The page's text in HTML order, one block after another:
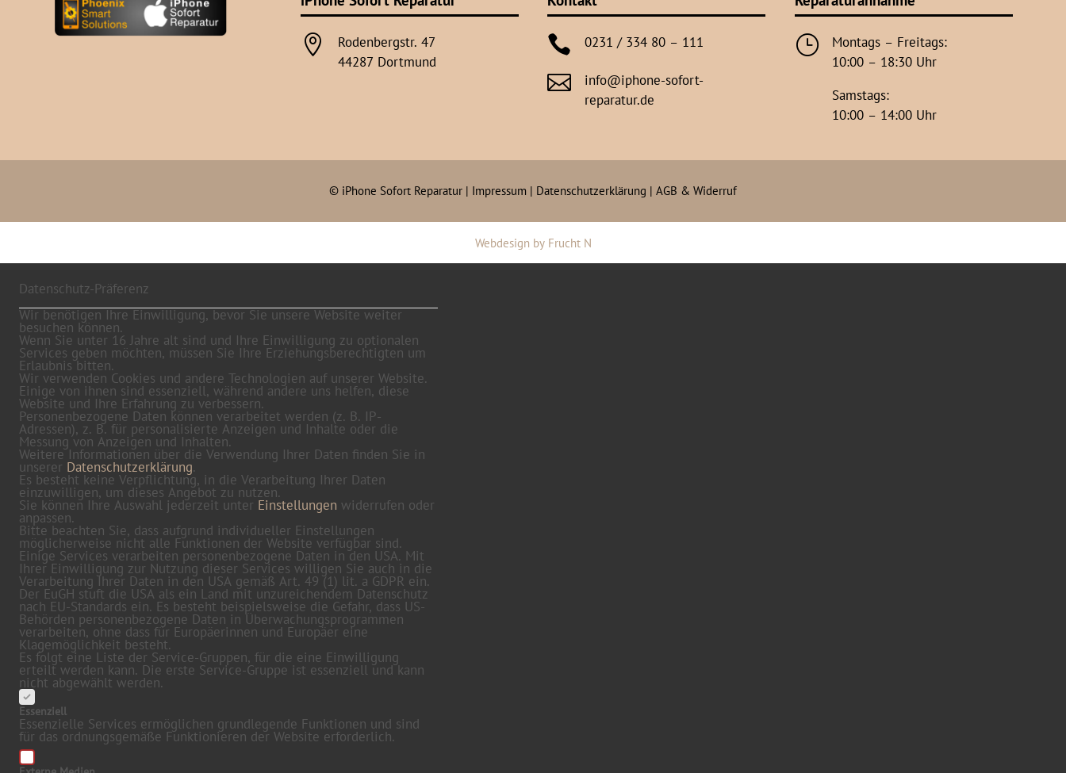

Rodenbergstr. 47
44287 Dortmund
 0231 / 334 80 – 111

info@iphone-sofort-
reparatur.de
}
Montags – Freitags:
10:00 – 18:30 Uhr
Samstags:
10:00 – 14:00 Uhr
© iPhone Sofort Reparatur | Impressum | Datenschutzerklärung | AGB & Widerruf
Webdesign by Frucht N
Datenschutz-Präferenz
Wir benötigen Ihre Einwilligung, bevor Sie unsere Website weiter
besuchen können.
Wenn Sie unter 16 Jahre alt sind und Ihre Einwilligung zu optionalen
Services geben möchten, müssen Sie Ihre Erziehungsberechtigten um
Erlaubnis bitten.
Wir verwenden Cookies und andere Technologien auf unserer Website.
Einige von ihnen sind essenziell, während andere uns helfen, diese
Website und Ihre Erfahrung zu verbessern.
Personenbezogene Daten können verarbeitet werden (z. B. IP-
Adressen), z. B. für personalisierte Anzeigen und Inhalte oder die
Messung von Anzeigen und Inhalten.
Weitere Informationen über die Verwendung Ihrer Daten finden Sie in
unserer Datenschutzerklärung.
Es besteht keine Verpflichtung, in die Verarbeitung Ihrer Daten
einzuwilligen, um dieses Angebot zu nutzen.
Sie können Ihre Auswahl jederzeit unter Einstellungen widerrufen oder
anpassen.
Bitte beachten Sie, dass aufgrund individueller Einstellungen
möglicherweise nicht alle Funktionen der Website verfügbar sind.
Einige Services verarbeiten personenbezogene Daten in den USA. Mit
Ihrer Einwilligung zur Nutzung dieser Services willigen Sie auch in die
Verarbeitung Ihrer Daten in den USA gemäß Art. 49 (1) lit. a GDPR ein.
Der EuGH stuft die USA als ein Land mit unzureichendem Datenschutz
nach EU-Standards ein. Es besteht beispielsweise die Gefahr, dass US-
Behörden personenbezogene Daten in Überwachungsprogrammen
verarbeiten, ohne dass für Europäerinnen und Europäer eine
Klagemöglichkeit besteht.
Es folgt eine Liste der Service-Gruppen, für die eine Einwilligung
erteilt werden kann. Die erste Service-Gruppe ist essenziell und kann
nicht abgewählt werden.
Essenziell
Essenzielle Services ermöglichen grundlegende Funktionen und sind
für das ordnungsgemäße Funktionieren der Website erforderlich.